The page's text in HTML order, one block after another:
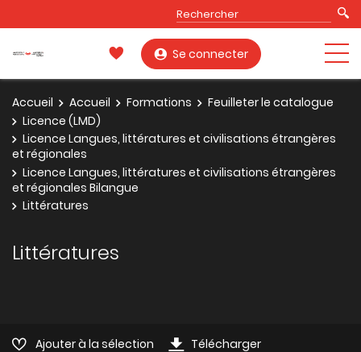
Se connecter
Accueil Accueil Formations
Feuilleter le catalogue
Licence (LMD)
Licence Langues, littératures et civilisations étrangères
et régionales
Licence Langues, littératures et civilisations étrangères
et régionales Bilangue
Littératures
Littératures
Ajouter à la sélection Télécharger